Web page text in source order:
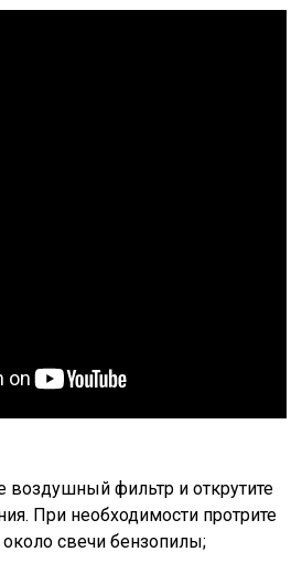
воздушный фильтр и открутите
При необходимости протрите
около свечи бензопилы;